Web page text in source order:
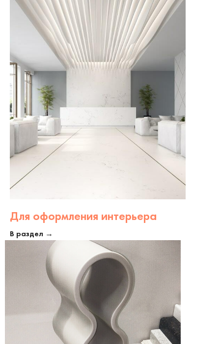
Для оформления интерьера
В раздел →